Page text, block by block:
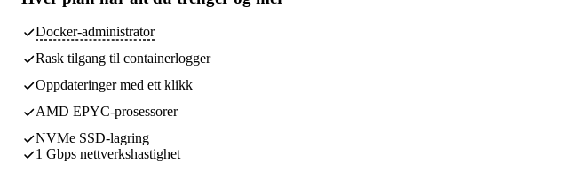
Docker-administrator
Rask tilgang til containerlogger
Oppdateringer med ett klikk
AMD EPYC-prosessorer
NVMe SSD-lagring
1 Gbps nettverkshastighet